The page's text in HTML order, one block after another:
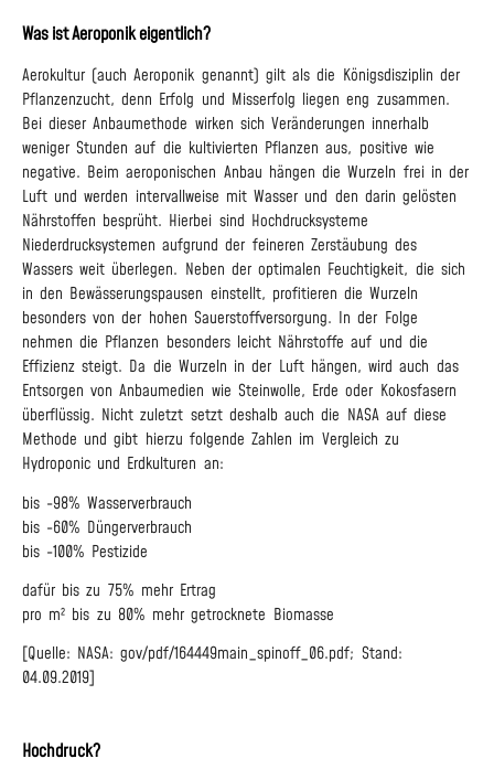
Was ist Aeroponik eigentlich?
Aerokultur (auch Aeroponik genannt) gilt als die Königsdisziplin der
Pflanzenzucht, denn Erfolg und Misserfolg liegen eng zusammen.
Bei dieser Anbaumethode wirken sich Veränderungen innerhalb
weniger Stunden auf die kultivierten Pflanzen aus, positive wie
negative. Beim aeroponischen Anbau hängen die Wurzeln frei in der
Luft und werden intervallweise mit Wasser und den darin gelösten
Nährstoffen besprüht. Hierbei sind Hochdrucksysteme
Niederdrucksystemen aufgrund der feineren Zerstäubung des
Wassers weit überlegen. Neben der optimalen Feuchtigkeit, die sich
in den Bewässerungspausen einstellt, profitieren die Wurzeln
besonders von der hohen Sauerstoffversorgung. In der Folge
nehmen die Pflanzen besonders leicht Nährstoffe auf und die
Effizienz steigt. Da die Wurzeln in der Luft hängen, wird auch das
Entsorgen von Anbaumedien wie Steinwolle, Erde oder Kokosfasern
überflüssig. Nicht zuletzt setzt deshalb auch die NASA auf diese
Methode und gibt hierzu folgende Zahlen im Vergleich zu
Hydroponic und Erdkulturen an:
bis -98% Wasserverbrauch
bis -60% Düngerverbrauch
bis -100% Pestizide
dafür bis zu 75% mehr Ertrag
pro m² bis zu 80% mehr getrocknete Biomasse
[Quelle: NASA: gov/pdf/164449main_spinoff_06.pdf; Stand:
04.09.2019]
Hochdruck?